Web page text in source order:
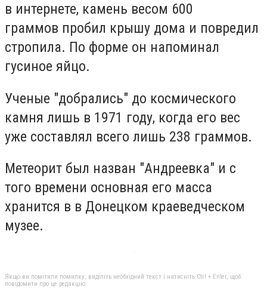
в интернете, камень весом 600
граммов пробил крышу дома и повредил
стропила. По форме он напоминал
гусиное яйцо.
Ученые "добрались" до космического
камня лишь в 1971 году, когда его вес
уже составлял всего лишь 238 граммов.
Метеорит был назван "Андреевка" и с
того времени основная его масса
хранится в в Донецком краеведческом
музее.
Якщо ви помітили помилку, виділіть необхідний текст і натисніть Ctrl + Enter, щоб
повідомити про це редакцію